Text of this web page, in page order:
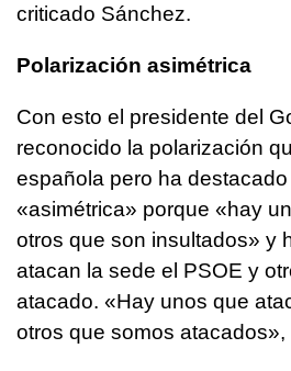
criticado Sánchez.
Polarización asimétrica
Con esto el presidente del
reconocido la polarización
española pero ha
«asimétrica» porque «hay
otros que son insultados» y
atacan la sede el PSOE y
atacado. «Hay unos que
otros que somos